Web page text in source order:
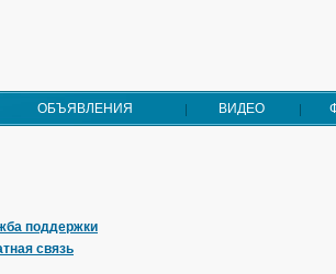
ОБЪЯВЛЕНИЯ ВИДЕО
поддержки
связь